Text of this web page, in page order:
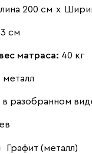
200 см х
см
матраса: 40 кг
металл
в разобранном
Графит (металл)